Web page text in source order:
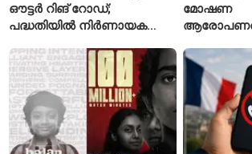
ഔട്ടർ റിങ് റോഡ്;
പദ്ധതിയിൽ നിർണായക
വിശദീകരണം
മോഷണ
സഞ്ജയ്